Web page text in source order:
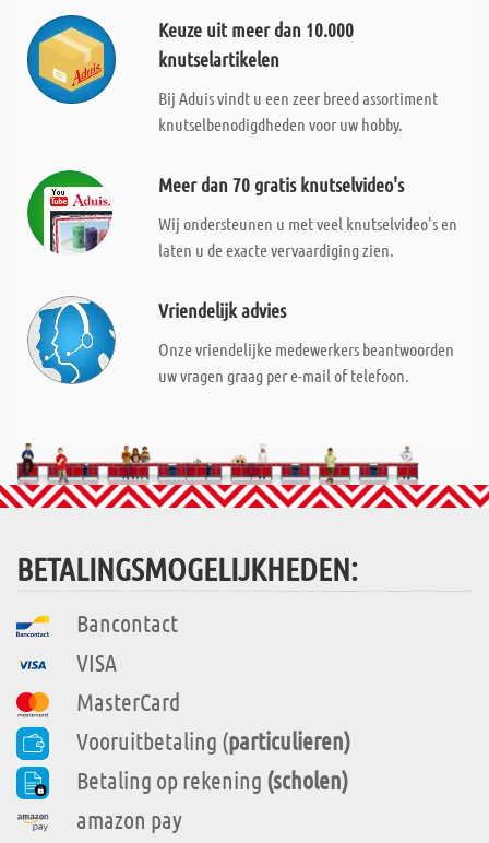
Keuze uit meer dan 10.000
knutselartikelen
Bij Aduis vindt u een zeer breed assortiment
knutselbenodigdheden voor uw hobby.
Meer dan 70 gratis knutselvideo's
Wij ondersteunen u met veel knutselvideo's en
laten u de exacte vervaardiging zien.
Vriendelijk advies
Onze vriendelijke medewerkers beantwoorden
uw vragen graag per e-mail of telefoon.
BETALINGSMOGELIJKHEDEN:
Bancontact
VISA
MasterCard
Vooruitbetaling (particulieren)
Betaling op rekening (scholen)
amazon pay